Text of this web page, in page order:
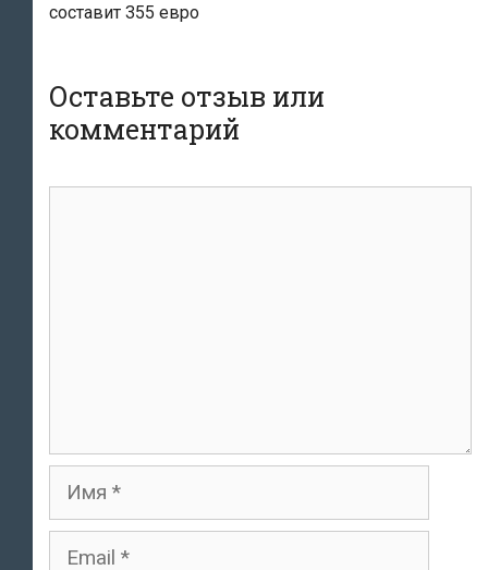
записям
составит 355 евро
Оставьте отзыв или
комментарий
Имя
Email